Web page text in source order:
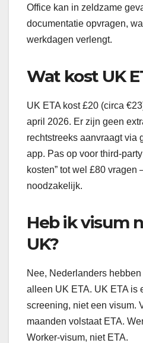
Office kan in zeldzame
documentatie opvragen,
werkdagen verlengt.
Wat kost UK
UK ETA kost £20 (circa
april 2026. Er zijn geen
rechtstreeks aanvraagt via
app. Pas op voor third-
kosten” tot wel £80
noodzakelijk.
Heb ik visum
UK?
Nee, Nederlanders
alleen UK ETA. UK ETA is
screening, niet een visum.
maanden volstaat ETA.
Worker-visum, niet ETA.